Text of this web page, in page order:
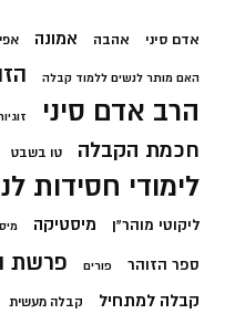
אדם סיני אהבה אמונה
האם מותר לנשים ללמוד קבלה
הרב אדם סיני
חכמת הקבלה טו בשבט
לימודי חסידות
ליקוטי מוהר"ן מיסטיקה
ספר הזוהר פורים פרשת
קבלה למתחיל קבלה מעשית